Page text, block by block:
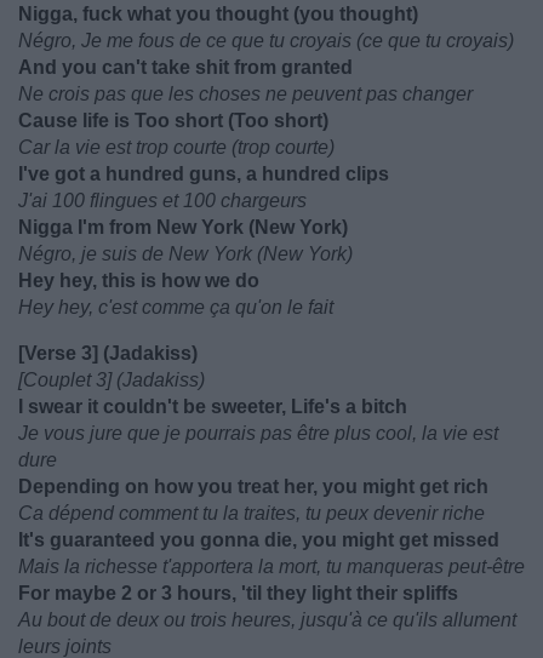
Nigga, fuck what you thought (you thought)
Négro, Je me fous de ce que tu croyais (ce que tu croyais)
And you can't take shit from granted
Ne crois pas que les choses ne peuvent pas changer
Cause life is Too short (Too short)
Car la vie est trop courte (trop courte)
I've got a hundred guns, a hundred clips
J'ai 100 flingues et 100 chargeurs
Nigga I'm from New York (New York)
Négro, je suis de New York (New York)
Hey hey, this is how we do
Hey hey, c'est comme ça qu'on le fait
[Verse 3] (Jadakiss)
[Couplet 3] (Jadakiss)
I swear it couldn't be sweeter, Life's a bitch
Je vous jure que je pourrais pas être plus cool, la vie est
dure
Depending on how you treat her, you might get rich
Ca dépend comment tu la traites, tu peux devenir riche
It's guaranteed you gonna die, you might get missed
Mais la richesse t'apportera la mort, tu manqueras peut-être
For maybe 2 or 3 hours, 'til they light their spliffs
Au bout de deux ou trois heures, jusqu'à ce qu'ils allument
leurs joints